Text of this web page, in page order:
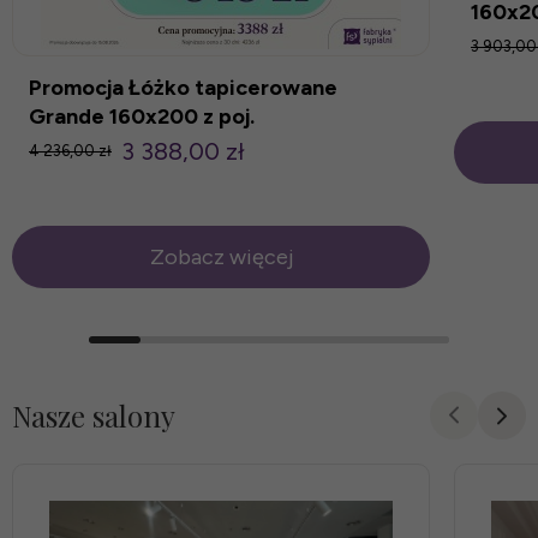
Promocja Łóżko tapicerowane
Grande 160x200 z poj.
3 388,00 zł
4 236,00 zł
Zobacz więcej
3 903,00
promocja-15%
promocja-20%
Nasze salony